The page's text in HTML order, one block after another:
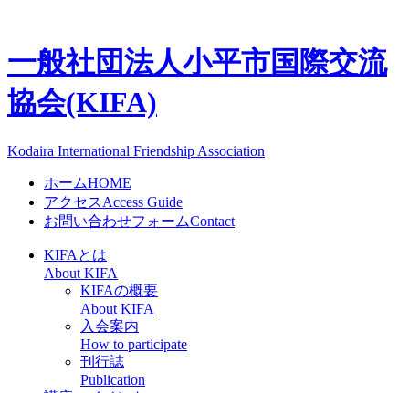
一般社団法人小平市国際交流
協会(KIFA)
Kodaira International Friendship Association
ホームHOME
アクセスAccess Guide
お問い合わせフォームContact
KIFAとは
About KIFA
KIFAの概要
About KIFA
入会案内
How to participate
刊行誌
Publication